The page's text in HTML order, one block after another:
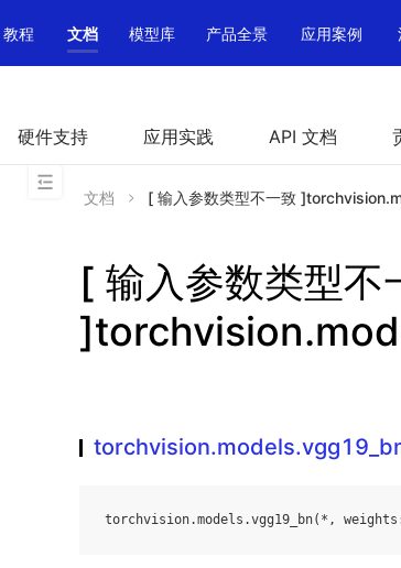
教程 文档 模型库 产品全景 应用案例
硬件支持 应用实践 API 文档
文档 [ 输入参数类型不一致
[ 输入参数类型不
torchvision.models .vgg19_bn( * , weights